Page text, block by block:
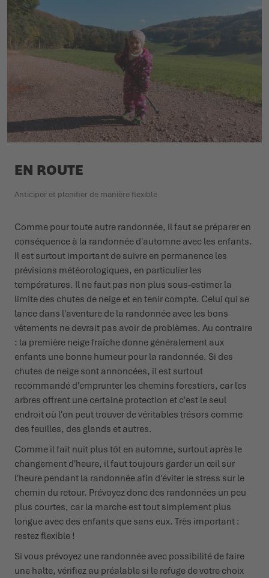
EN ROUTE
Anticiper et planifier de manière flexible
Comme pour toute autre randonnée, il faut se préparer en
conséquence à la randonnée d'automne avec les enfants.
Il est surtout important de suivre en permanence les
prévisions météorologiques, en particulier les
températures. Il ne faut pas non plus sous-estimer la
limite des chutes de neige et en tenir compte. Celui qui se
lance dans l'aventure de la randonnée avec les bons
vêtements ne devrait pas avoir de problèmes. Au contraire
: la première neige fraîche donne généralement aux
enfants une bonne humeur pour la randonnée. Si des
chutes de neige sont annoncées, il est surtout
recommandé d'emprunter les chemins forestiers, car les
arbres offrent une certaine protection et c'est le seul
endroit où l'on peut trouver de véritables trésors comme
des feuilles, des glands et autres.
Comme il fait nuit plus tôt en automne, surtout après le
changement d'heure, il faut toujours garder un œil sur
l'heure pendant la randonnée afin d'éviter le stress sur le
chemin du retour. Prévoyez donc des randonnées un peu
plus courtes, car la marche est tout simplement plus
longue avec des enfants que sans eux. Très important :
restez flexible !
Si vous prévoyez une randonnée avec possibilité de faire
une halte, vérifiez au préalable si le refuge de votre choix